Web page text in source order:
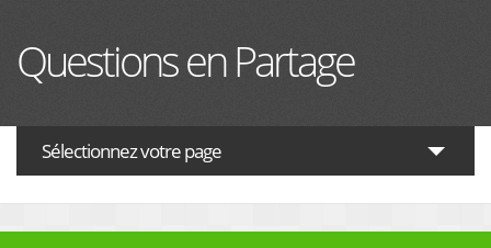
Questions en Partage
Sélectionnez votre page
ACTUALITES